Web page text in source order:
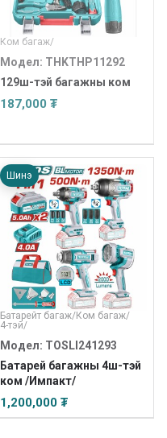
Ком багаж/
Модел: THKTHP11292
129ш-тэй багажны ком
187,000 ₮
Шинэ
Батарейт багаж/Ком багаж/
4-тэй/
Модел: TOSLI241293
Батарей багажны 4ш-тэй
ком /Импакт/
1,200,000 ₮